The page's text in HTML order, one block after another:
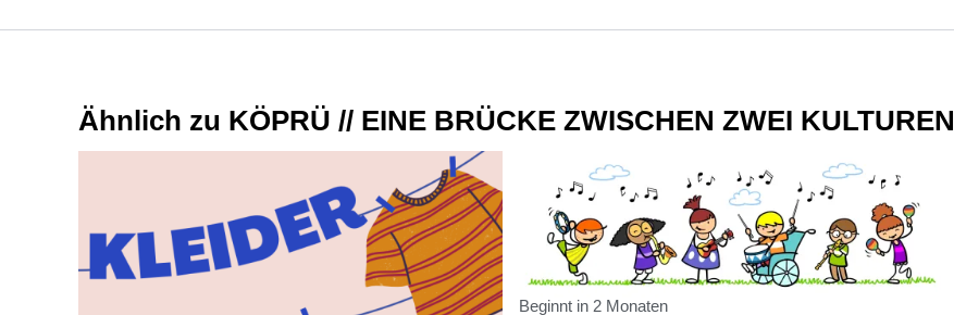
Ähnlich zu KÖPRÜ // EINE BRÜCKE ZWISCHEN ZWEI KULTUREN
Beginnt in 2 Monaten